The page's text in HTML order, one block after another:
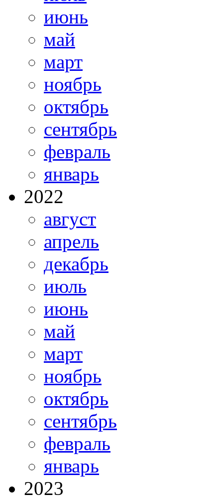
июнь
май
март
ноябрь
октябрь
сентябрь
февраль
январь
2022
август
апрель
декабрь
июль
июнь
май
март
ноябрь
октябрь
сентябрь
февраль
январь
2023